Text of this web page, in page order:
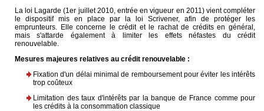
La loi Lagarde (1er juillet 2010, entrée en vigueur en 2011) vient compléter
le dispositif mis en place par la loi Scrivener, afin de protéger les
emprunteurs. Elle concerne le crédit et le rachat de crédits en général,
mais s'attarde également à limiter les effets néfastes du crédit
renouvelable.
Mesures majeures relatives au crédit renouvelable :
Fixation d'un délai minimal de remboursement pour éviter les intérêts
trop coûteux
Limitation des taux d'intérêts par la banque de France comme pour
les crédits à la consommation classique